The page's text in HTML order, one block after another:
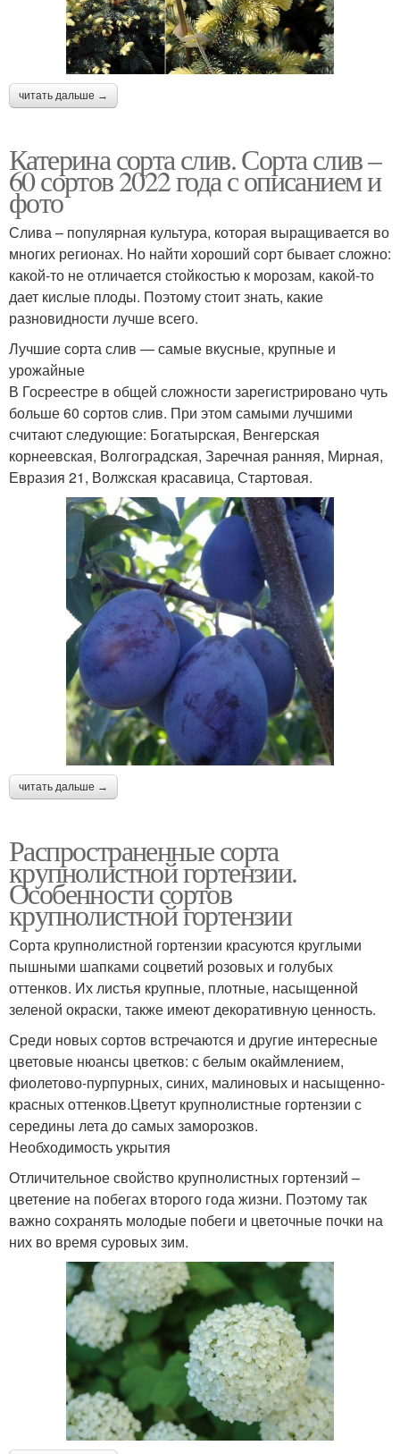
читать дальше →
Катерина сорта слив. Сорта слив –
60 сортов 2022 года с описанием и
фото
Слива – популярная культура, которая выращивается во
многих регионах. Но найти хороший сорт бывает сложно:
какой-то не отличается стойкостью к морозам, какой-то
дает кислые плоды. Поэтому стоит знать, какие
разновидности лучше всего.
Лучшие сорта слив — самые вкусные, крупные и
урожайные
В Госреестре в общей сложности зарегистрировано чуть
больше 60 сортов слив. При этом самыми лучшими
считают следующие: Богатырская, Венгерская
корнеевская, Волгоградская, Заречная ранняя, Мирная,
Евразия 21, Волжская красавица, Стартовая.
читать дальше →
Распространенные сорта
крупнолистной гортензии.
Особенности сортов
крупнолистной гортензии
Сорта крупнолистной гортензии красуются круглыми
пышными шапками соцветий розовых и голубых
оттенков. Их листья крупные, плотные, насыщенной
зеленой окраски, также имеют декоративную ценность.
Среди новых сортов встречаются и другие интересные
цветовые нюансы цветков: с белым окаймлением,
фиолетово-пурпурных, синих, малиновых и насыщенно-
красных оттенков.Цветут крупнолистные гортензии с
середины лета до самых заморозков.
Необходимость укрытия
Отличительное свойство крупнолистных гортензий –
цветение на побегах второго года жизни. Поэтому так
важно сохранять молодые побеги и цветочные почки на
них во время суровых зим.